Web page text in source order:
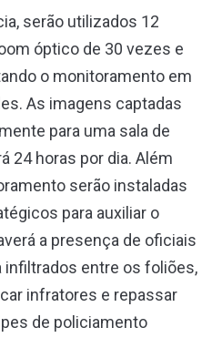
serão utilizados 12
óptico de 30 vezes e
o monitoramento em
As imagens captadas
para uma sala de
24 horas por dia. Além
serão instaladas
para auxiliar o
a presença de oficiais
entre os foliões,
infratores e repassar
de policiamento